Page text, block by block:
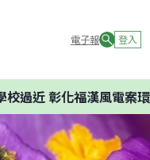
電子報 登入
近 彰化福漢風電案環委